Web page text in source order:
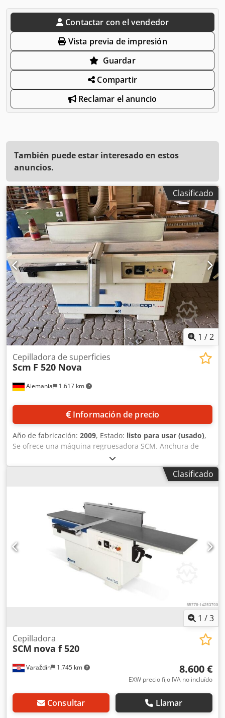
Contactar con el vendedor
Vista previa de impresión
Guardar
Compartir
Reclamar el anuncio
También puede estar interesado en estos
anuncios.
Clasificado
1 /2
Alemania 1.617 km
Cepilladora de superficies
Scm F 520 Nova
Información de precio
Año de fabricación: 2009, Estado: listo para usar (usado),
Se ofrece una máquina regruesadora SCM. Anchura de
trabajo: 520 mm, diámetro del rodillo de regrueso: 120
mm, dimensiones de las cuchillas X/Y/Z: 520 mm/35 mm/3
mm, velocidad máxima: 5000 rpm, máximo avance por
aproximadamente 1550 mm, diámetro de la conexión para
el sistema de aspiración: 120 mm, dimensiones de la
máquina X/Y/Z: aproximadamente 2750 mm/1415
mm/1200 mm, peso: 875 kg. Se puede organizar una visita
previa acuerdo. Codpozl Enuofx Acisrf
Clasificado
1 /3
Varaždin 1.745 km
Cepilladora
SCM nova f 520
8.600 €
EXW precio fijo IVA no incluído
Consultar Llamar